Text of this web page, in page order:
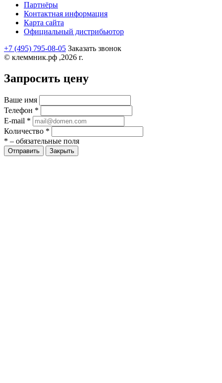
Партнёры
Контактная информация
Карта сайта
Официальный дистрибьютор
+7 (495) 795-08-05 Заказать звонок
© клеммник.рф ,2026 г.
Запросить цену
Ваше имя
Телефон *
E-mail *
Количество *
* – обязательные поля
Закрыть